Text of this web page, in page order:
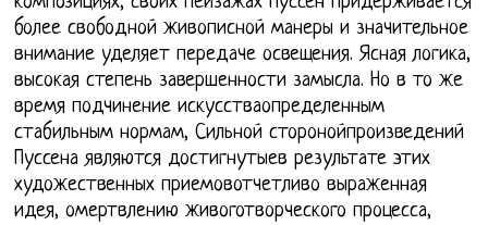
более свободной живописной манеры и значительное
внимание уделяет передаче освещения. Ясная логика,
высокая степень завершенности замысла. Но в то же
время подчинение искусстваопределенным
стабильным нормам, Сильной сторонойпроизведений
Пуссена являются достигнутыев результате этих
художественных приемовотчетливо выраженная
идея, омертвлению живоготворческого процесса,